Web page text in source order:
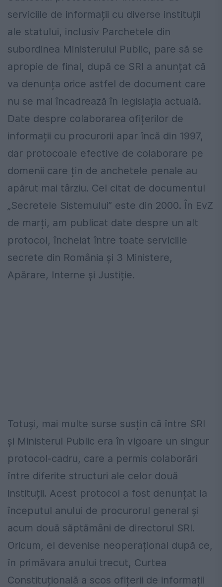
serviciile de informații cu diverse instituții
ale statului, inclusiv Parchetele din
subordinea Ministerului Public, pare să se
apropie de final, după ce SRI a anunțat că
va denunța orice astfel de document care
nu se mai încadrează în legislația actuală.
Date despre colaborarea ofițerilor de
informații cu procurorii apar încă din 1997,
dar protocoale efective de colaborare pe
domenii care țin de anchetele penale au
apărut mai târziu. Cel citat de documentul
„Secretele Sistemului” este din 2000. În EvZ
de marți, am publicat date despre un alt
protocol, încheiat între toate serviciile
secrete din România și 3 Ministere,
Apărare, Interne și Justiție.
Totuși, mai multe surse susțin că între SRI
și Ministerul Public era în vigoare un singur
protocol-cadru, care a permis colaborări
între diferite structuri ale celor două
instituții. Acest protocol a fost denunțat la
începutul anului de procurorul general și
acum două săptămâni de directorul SRI.
Oricum, el devenise neoperațional după ce,
în primăvara anului trecut, Curtea
Constituțională a scos ofițerii de informații